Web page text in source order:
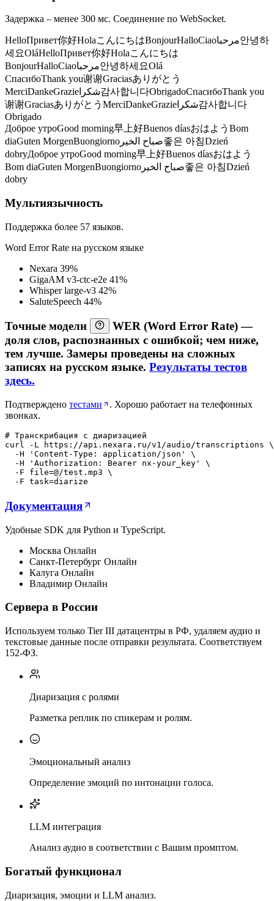
Задержка – менее 300 мс. Соединение по WebSocket.
HelloПривет你好HolaこんにちはBonjourHalloCiaoمرحبا안녕하
세요OláHelloПривет你好Holaこんにちは
BonjourHalloCiaoمرحبا안녕하세요Olá
СпасибоThank you谢谢Graciasありがとう
MerciDankeGrazie شكرا감사합니다ObrigadoСпасибоThank you
谢谢Graciasありがとう MerciDankeGrazie شكرا감사합니다
Obrigado
Доброе утроGood morning早上好Buenos díasおはよう Bom
diaGuten MorgenBuongiorno صباح الخير좋은 아침Dzień
dobryДоброе утроGood morning早上好Buenos díasおはよう
Bom diaGuten MorgenBuongiorno صباح الخير좋은 아침Dzień
dobry
Мультиязычность
Поддержка более 57 языков.
Word Error Rate на русском языке
Nexara 39%
GigaAM v3-ctc-e2e 41%
Whisper large-v3 42%
SaluteSpeech 44%
Точные модели WER (Word Error Rate) —
доля слов, распознанных с ошибкой; чем ниже,
тем лучше. Замеры проведены на сложных
записях на русском языке. Результаты тестов
здесь.
Подтверждено тестами
. Хорошо работает на телефонных
звонках.
# Транскрибация с диаризацией
curl
-L https://api.nexara.ru/v1/audio/transcriptions \
-H ' Content-Type : application/json ' \
-H ' Authorization : Bearer nx-your_key ' \
-F
file=@/test.mp3 \
-F task=diarize
Документация
Удобные SDK для Python и TypeScript.
Москва Онлайн
Санкт-Петербург Онлайн
Калуга Онлайн
Владимир Онлайн
Сервера в России
Используем только Tier III датацентры в РФ, удаляем аудио и
текстовые данные после отправки результата. Соответствуем
152-ФЗ.
Диаризация с ролями
Разметка реплик по спикерам и ролям.
Эмоциональный анализ
Определение эмоций по интонации голоса.
LLM интеграция
Анализ аудио в соответствии с Вашим промптом.
Богатый функционал
Диаризация, эмоции и LLM анализ.